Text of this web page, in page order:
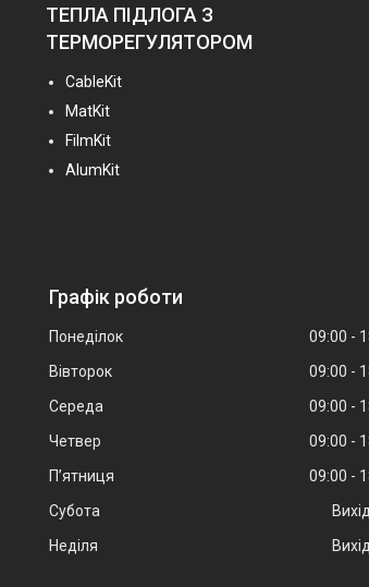
ТЕПЛА ПІДЛОГА З
ТЕРМОРЕГУЛЯТОРОМ
СableKit
MatKit
FilmKit
AlumKit
Графік роботи
Понеділок 09:00
Вівторок
09:00
Середа
09:00
Четвер
09:00
Пʼятниця
09:00
Субота
Неділя